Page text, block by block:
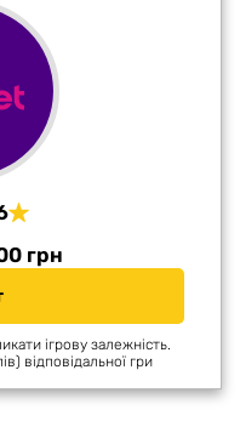
грн
ігрову залежність.
відповідальної гри